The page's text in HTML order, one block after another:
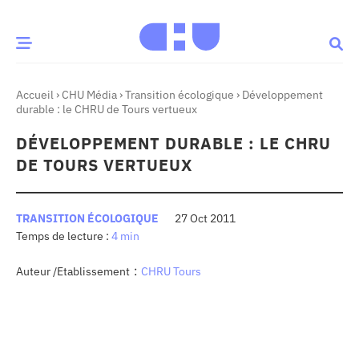
MOMENT
Innovation
& patrimoine Patient
nous
Accueil › CHU Média ›Transition écologique › Développement
durable : le CHRU de Tours vertueux
DÉVELOPPEMENT DURABLE : LE CHRU
DE TOURS VERTUEUX
TRANSITION ÉCOLOGIQUE
27 Oct 2011
4 min
Auteur /Etablissement : CHRU Tours